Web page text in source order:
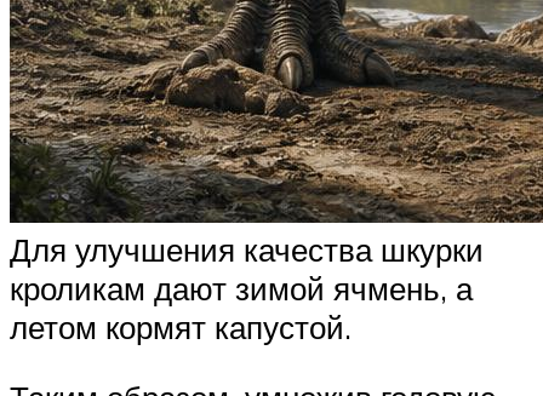
Для улучшения качества шкурки
кроликам дают зимой ячмень, а
летом кормят капустой.